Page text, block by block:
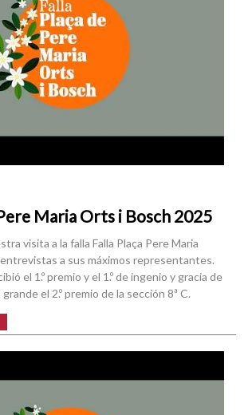
Maria Orts i Bosch 2025
visita a la falla Falla Plaça Pere Maria
a sus máximos representantes.
el 1.º premio y el 1.º de ingenio y gracia de
el 2.º premio de la sección 8ª C.